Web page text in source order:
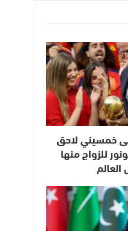
خمسيني لاحق
للزواج منها